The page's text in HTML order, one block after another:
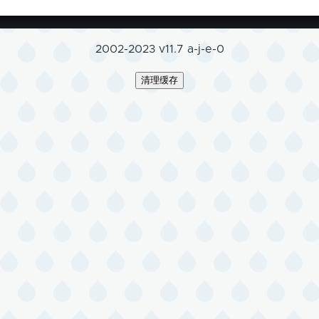
2002-2023 v11.7 a-j-e-0